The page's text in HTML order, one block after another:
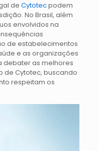
de Cytotecpodem
No Brasil, além
envolvidos na
de estabelecimentos
e as organizações
debater as melhores
de Cytotec, buscando
respeitam os